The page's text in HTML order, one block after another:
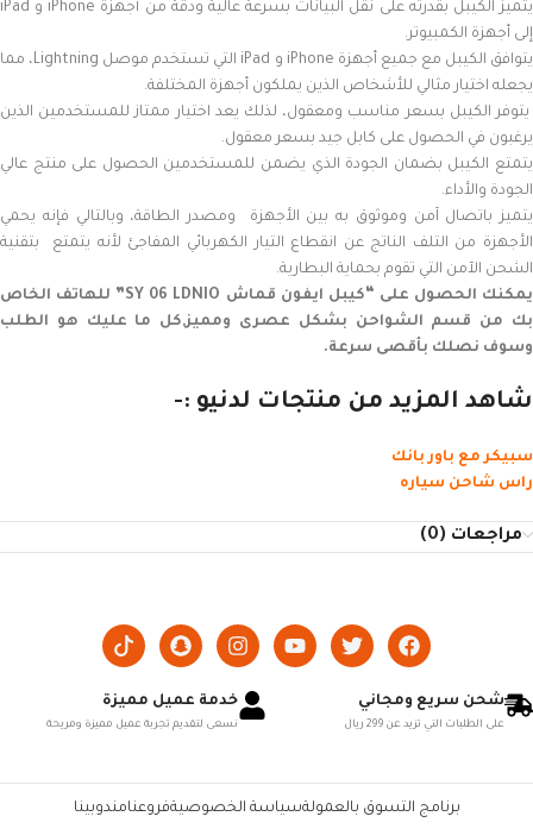
يتميز الكيبل بقدرته على نقل البيانات بسرعة عالية ودقة من أجهزة iPhone و iPad
إلى أجهزة الكمبيوتر.
يتوافق الكيبل مع جميع أجهزة iPhone و iPad التي تستخدم موصل Lightning، مما
يجعله اختيار مثالي للأشخاص الذين يملكون أجهزة المختلفة.
يتوفر الكيبل بسعر مناسب ومعقول، لذلك يعد اختيار ممتاز للمستخدمين الذين
يرغبون في الحصول على كابل جيد بسعر معقول.
يتمتع الكيبل بضمان الجودة الذي يضمن للمستخدمين الحصول على منتج عالي
الجودة والأداء.
يتميز باتصال آمن وموثوق به بين الأجهزة ومصدر الطاقة، وبالتالي فإنه يحمي
الأجهزة من التلف الناتج عن انقطاع التيار الكهربائي المفاجئ لأنه يتمتع بتقنية
الشحن الآمن التي تقوم بحماية البطارية.
يمكنك الحصول على “كيبل ايفون قماش SY 06 LDNIO” للهاتف الخاص
بك من قسم الشواحن بشكل عصرى ومميز,كل ما عليك هو الطلب
وسوف نصلك بأقصى سرعة.
شاهد المزيد من منتجات لدنيو :-
سبيكر مع باور بانك
راس شاحن سياره
مراجعات (0)
شحن سريع ومجاني
على الطلبات التي تزيد عن 299 ريال
خدمة عميل مميزة
نسعى لتقديم تجربة عميل مميزة ومريحة
برنامج التسوق بالعمولةسياسة الخصوصيةفروعنامندوبينا